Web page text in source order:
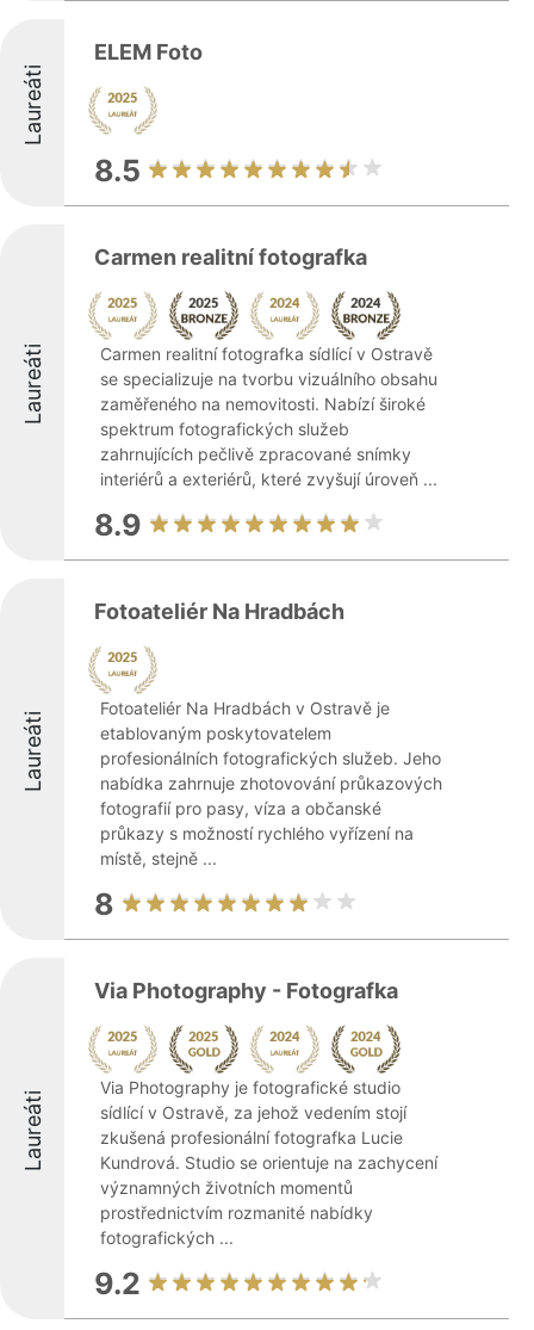
Laureáti
ELEM Foto
8.5
Laureáti
Carmen realitní fotografka
Carmen realitní fotografka sídlící v Ostravě
se specializuje na tvorbu vizuálního obsahu
zaměřeného na nemovitosti. Nabízí široké
spektrum fotografických služeb
zahrnujících pečlivě zpracované snímky
interiérů a exteriérů, které zvyšují úroveň ...
8.9
Laureáti
Fotoateliér Na Hradbách
Fotoateliér Na Hradbách v Ostravě je
etablovaným poskytovatelem
profesionálních fotografických služeb. Jeho
nabídka zahrnuje zhotovování průkazových
fotografií pro pasy, víza a občanské
průkazy s možností rychlého vyřízení na
místě, stejně ...
8
Laureáti
Via Photography - Fotografka
Via Photography je fotografické studio
sídlící v Ostravě, za jehož vedením stojí
zkušená profesionální fotografka Lucie
Kundrová. Studio se orientuje na zachycení
významných životních momentů
prostřednictvím rozmanité nabídky
fotografických ...
9.2